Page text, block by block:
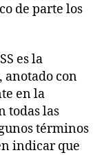
de parte los
es la
anotado con
en la
todas las
términos
indicar que